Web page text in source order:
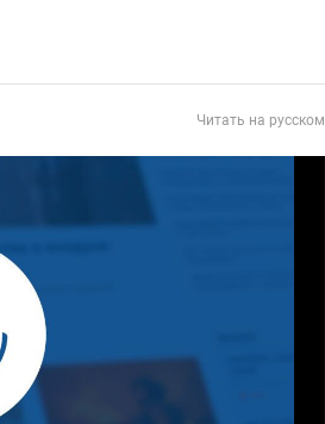
Читать на русском